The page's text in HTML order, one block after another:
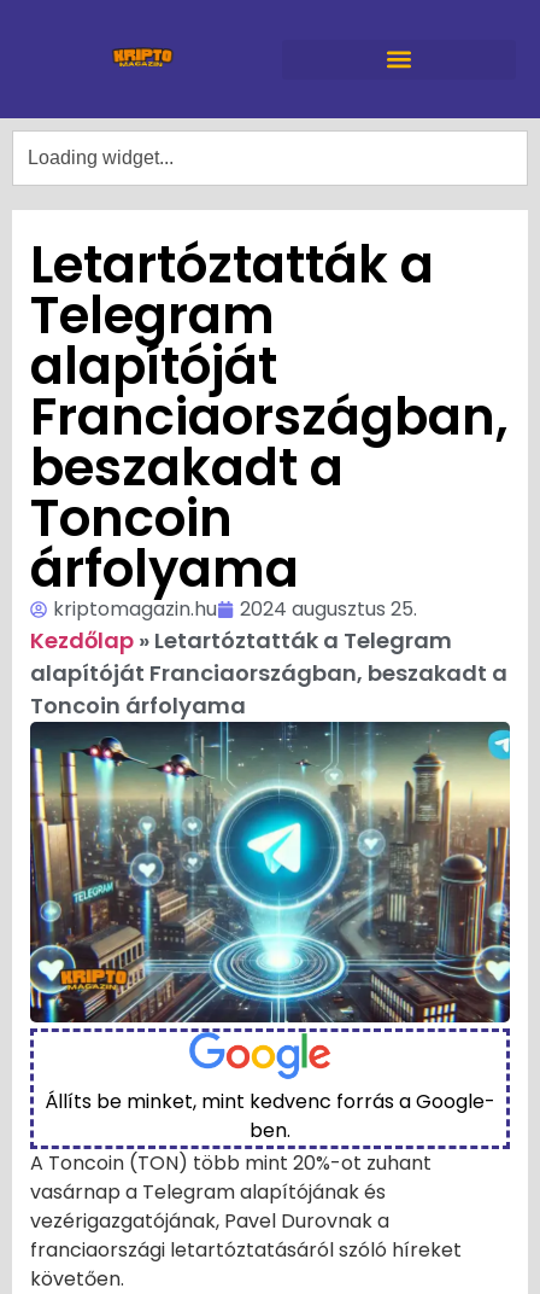
Letartóztatták a
Telegram
alapítóját
Franciaországban,
beszakadt a
Toncoin
árfolyama
kriptomagazin.hu 2024 augusztus 25.
Kezdőlap » Letartóztatták a Telegram
alapítóját Franciaországban, beszakadt a
Toncoin árfolyama
Állíts be minket, mint kedvenc forrás a Google-
ben.
A Toncoin (TON) több mint 20%-ot zuhant
vasárnap a Telegram alapítójának és
vezérigazgatójának, Pavel Durovnak a
franciaországi letartóztatásáról szóló híreket
követően.